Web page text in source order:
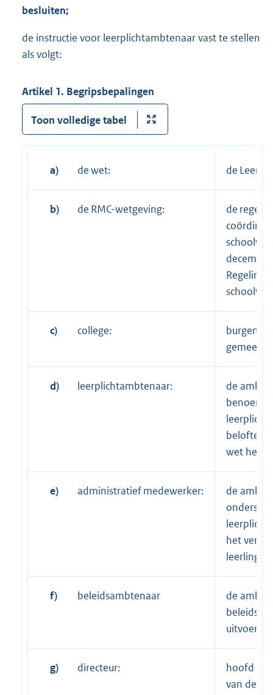
besluiten;
de instructie voor leerplichtambtenaar vast te stellen
als volgt:
Artikel 1. Begripsbepalingen
Toon volledige tabel
a) de wet: de
b) de RMC-wetgeving:
de
Regeling
c) college:
d) leerplichtambtenaar:
de
benoemd
belofte
wet heeft
e) administratief medewerker:
de
het
f) beleidsambtenaar
de
g) directeur:
hoofd in
van de